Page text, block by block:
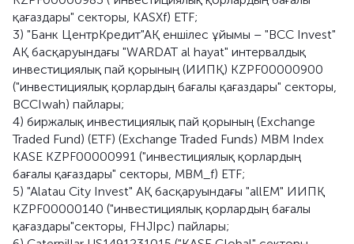
қағаздары" секторы, KASXf) ETF;
3) "Банк ЦентрКредит"АҚ еншілес ұйымы – "BCC Invest"
АҚ басқаруындағы "WARDAT al hayat" интервалдық
инвестициялық пай қорының (ИИПҚ) KZPF00000900
("инвестициялық қорлардың бағалы қағаздары" секторы,
BCCIwah) пайлары;
4) биржалық инвестициялық пай қорының (Exchange
Traded Fund) (ETF) (Exchange Traded Funds) MBM Index
KASE KZPF00000991 ("инвестициялық қорлардың
бағалы қағаздары" секторы, MBM_f) ETF;
5) "Alatau City Invest" АҚ басқаруындағы "allEM" ИИПҚ
KZPF00000140 ("инвестициялық қорлардың бағалы
қағаздары"секторы, FHJIpc) пайлары;